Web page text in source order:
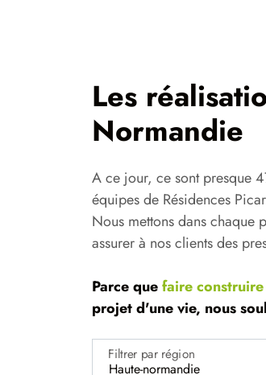
Les
Normandie
A ce jour, ce sont presque
équipes de Résidences
Nous mettons dans chaque
assurer à nos clients des
Parce quefaire
projet d'une vie, nous
Filtrer par région